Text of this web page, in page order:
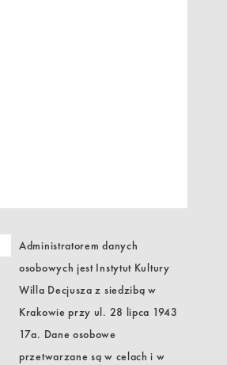
Administratorem danych
osobowych jest Instytut Kultury
Willa Decjusza z siedzibą w
Krakowie przy ul. 28 lipca 1943
17a. Dane osobowe
przetwarzane są w celach i w